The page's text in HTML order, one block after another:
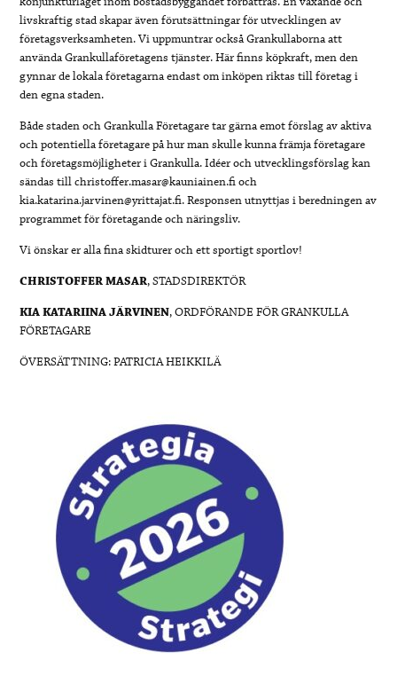
livskraftig stad skapar även förutsättningar för utvecklingen av
företagsverksamheten. Vi uppmuntrar också Grankullaborna att
använda Grankullaföretagens tjänster. Här finns köpkraft, men den
gynnar de lokala företagarna endast om inköpen riktas till företag i
den egna staden.
Både staden och Grankulla Företagare tar gärna emot förslag av aktiva
och potentiella företagare på hur man skulle kunna främja företagare
och företagsmöjligheter i Grankulla. Idéer och utvecklingsförslag kan
sändas till christoffer.masar@kauniainen.fi och
kia.katarina.jarvinen@yrittajat.fi. Responsen utnyttjas i beredningen av
programmet för företagande och näringsliv.
Vi önskar er alla fina skidturer och ett sportigt sportlov!
CHRISTOFFER MASAR, STADSDIREKTÖR
KIA KATARIINA JÄRVINEN, ORDFÖRANDE FÖR GRANKULLA
FÖRETAGARE
ÖVERSÄTTNING: PATRICIA HEIKKILÄ